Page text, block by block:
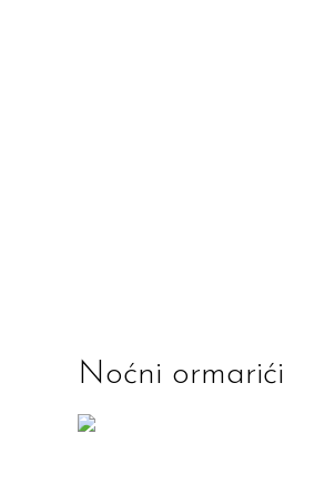
Noćni ormarići